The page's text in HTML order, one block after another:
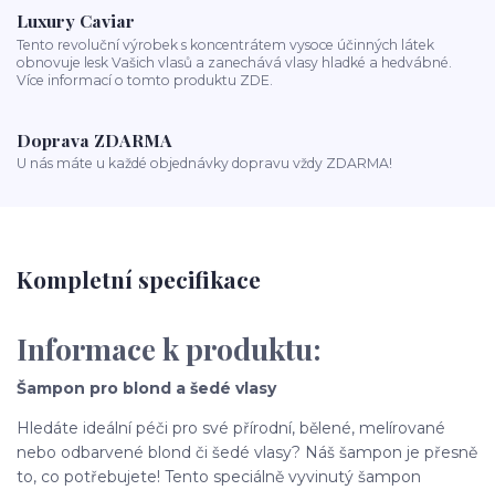
Luxury Caviar
Tento revoluční výrobek s koncentrátem vysoce účinných látek
obnovuje lesk Vašich vlasů a zanechává vlasy hladké a hedvábné.
Více informací o tomto produktu ZDE.
Doprava ZDARMA
U nás máte u každé objednávky dopravu vždy ZDARMA!
Kompletní specifikace
Informace k produktu:
Šampon pro blond a šedé vlasy
Hledáte ideální péči pro své přírodní, bělené, melírované
nebo odbarvené blond či šedé vlasy? Náš šampon je přesně
to, co potřebujete! Tento speciálně vyvinutý šampon